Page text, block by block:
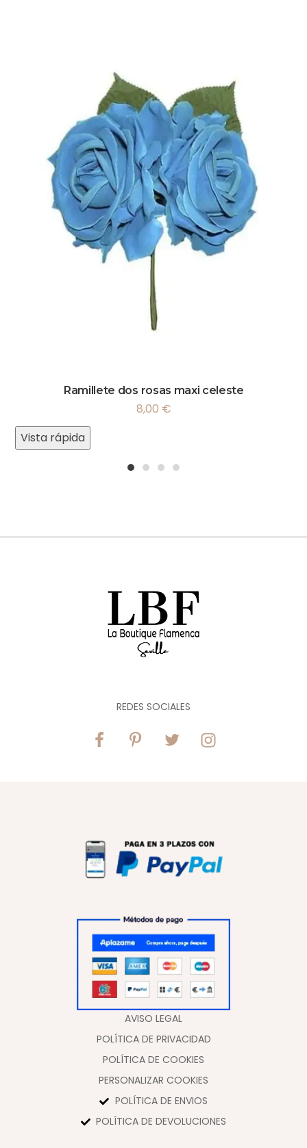
Ramillete dos rosas maxi celeste
8,00 €
Vista rápida
REDES SOCIALES
AVISO LEGAL
POLÍTICA DE PRIVACIDAD
POLÍTICA DE COOKIES
PERSONALIZAR COOKIES
POLÍTICA DE ENVIOS
POLÍTICA DE DEVOLUCIONES